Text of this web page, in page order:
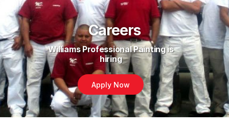
Careers
Williams Professional Painting is
hiring
Apply Now